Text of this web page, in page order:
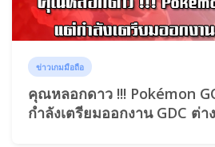
ข่าวเกมมือถือ
คุณหลอกดาว !!! Pokémon
กำลังเตรียมออกงาน GDC ต่า